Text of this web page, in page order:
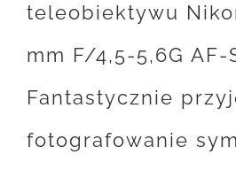
teleobiektywu
mm F/4,5-5,6G AF-
Fantastycznie
fotografowanie